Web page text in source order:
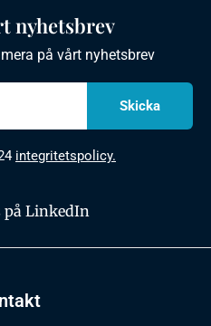
nyhetsbrev
på vårt nyhetsbrev
integritetspolicy.
på LinkedIn